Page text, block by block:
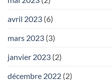
avril 2023 (6)
mars 2023 (3)
janvier 2023 (2)
décembre 2022 (2)